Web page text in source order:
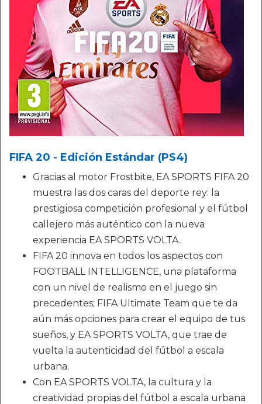
FIFA 20 - Edición Estándar (PS4)
Gracias al motor Frostbite, EA SPORTS FIFA 20
muestra las dos caras del deporte rey: la
prestigiosa competición profesional y el fútbol
callejero más auténtico con la nueva
experiencia EA SPORTS VOLTA.
FIFA 20 innova en todos los aspectos con
FOOTBALL INTELLIGENCE, una plataforma
con un nivel de realismo en el juego sin
precedentes; FIFA Ultimate Team que te da
aún más opciones para crear el equipo de tus
sueños, y EA SPORTS VOLTA, que trae de
vuelta la autenticidad del fútbol a escala
urbana.
Con EA SPORTS VOLTA, la cultura y la
creatividad propias del fútbol a escala urbana